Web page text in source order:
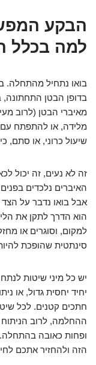
הבקע
למה בכלל
בואו נתחיל מהתחלה.
בדופן הבטן
מאיברי הבטן (לרוב
מלידה, או להתפתח
שיעול כרוני, או סתם,
זה לא נעים, זה יכול
האיברים נלכדים
אבל בואו נדבר על
הוא הדרך לתקן את
למקום, וסוגרים או
סינתטית שהופכת
יש כל מיני שיטות
יחיד יחסית גדול, או
חתכים קטנים. לכל
ההחלמה, לרוב
ופחות כאובה
הזה ולהחזיר אתכם